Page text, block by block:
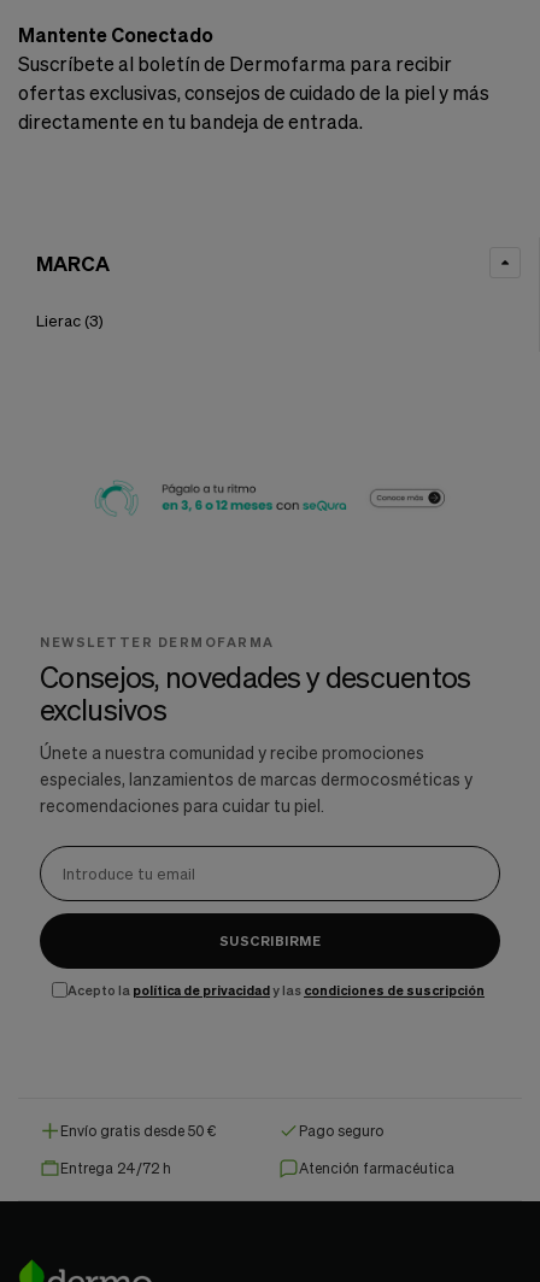
Mantente Conectado
Suscríbete al boletín de Dermofarma para recibir
ofertas exclusivas, consejos de cuidado de la piel y más
directamente en tu bandeja de entrada.
MARCA
Lierac (3)
NEWSLETTER DERMOFARMA
Consejos, novedades y descuentos
exclusivos
Únete a nuestra comunidad y recibe promociones
especiales, lanzamientos de marcas dermocosméticas y
recomendaciones para cuidar tu piel.
SUSCRIBIRME
Acepto la política de privacidady las condiciones de suscripción
Envío gratis desde 50 € Pago seguro
Entrega 24/72 h Atención farmacéutica